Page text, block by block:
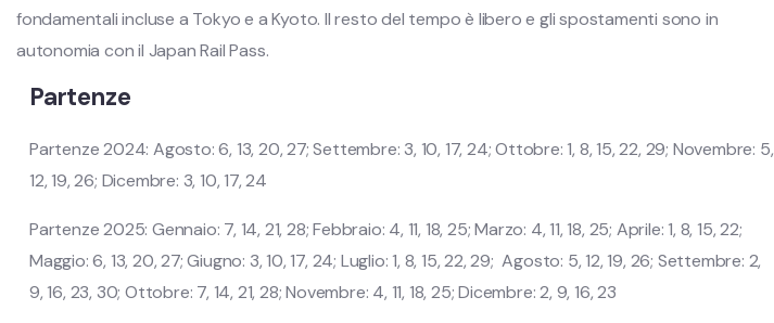
fondamentali incluse a Tokyo e a Kyoto. Il resto del tempo è libero e gli spostamenti sono in
autonomia con il Japan Rail Pass.
Partenze
Partenze 2024: Agosto: 6, 13, 20, 27; Settembre: 3, 10, 17, 24; Ottobre: 1, 8, 15, 22, 29; Novembre: 5,
12, 19, 26; Dicembre: 3, 10, 17, 24
Partenze 2025: Gennaio: 7, 14, 21, 28; Febbraio: 4, 11, 18, 25; Marzo: 4, 11, 18, 25; Aprile: 1, 8, 15, 22;
Maggio: 6, 13, 20, 27; Giugno: 3, 10, 17, 24; Luglio: 1, 8, 15, 22, 29; Agosto: 5, 12, 19, 26; Settembre: 2,
9, 16, 23, 30; Ottobre: 7, 14, 21, 28; Novembre: 4, 11, 18, 25; Dicembre: 2, 9, 16, 23